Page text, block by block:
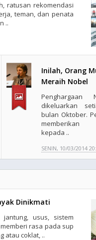
ratusan rekomendasi
teman, dan penata
..
Inilah, Orang
Meraih Nobel
Penghargaan
dikeluarkan
bulan Oktober.
memberikan
kepada ..
SENIN, 10/03/2014
Dinikmati
usus, sistem
rasa pada sup
atau coklat, ..